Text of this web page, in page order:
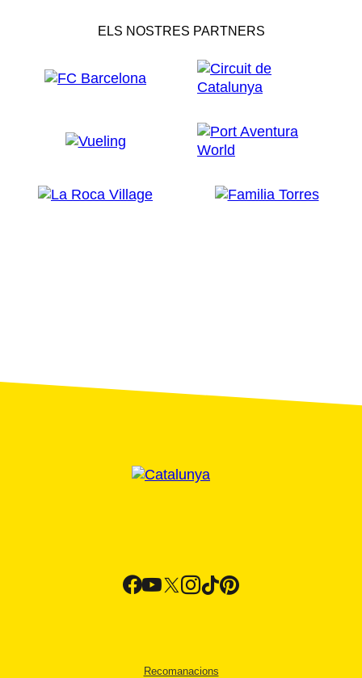
ELS NOSTRES PARTNERS
Recomanacions